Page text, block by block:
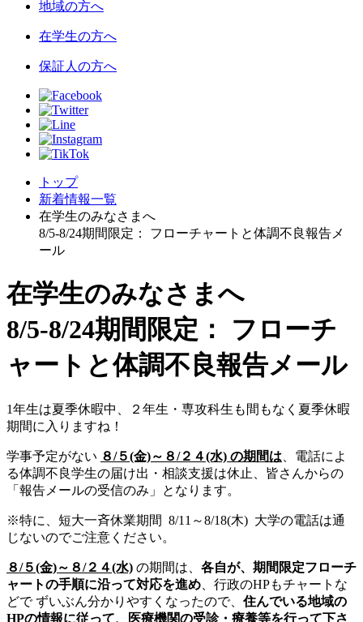
地域の方へ
在学生の方へ
保証人の方へ
トップ
新着情報一覧
在学生のみなさまへ
8/5-8/24期間限定： フローチャートと体調不良報告メ
ール
在学生のみなさまへ
8/5-8/24期間限定： フローチ
ャートと体調不良報告メール
1年生は夏季休暇中、２年生・専攻科生も間もなく夏季休暇
期間に入りますね！
学事予定がない ８/５(金)～８/２４(水) の期間は 、電話によ
る体調不良学生の届け出・相談支援は休止、皆さんからの
「報告メールの受信のみ」となります。
※特に、短大一斉休業期間 8/11～8/18(木) 大学の電話は通
じないのでご注意ください。
８/５(金)～８/２４(水) の期間は、 各自が、期間限定フローチ
ャートの手順に沿って対応を進め 、行政のHPもチャートな
どで ずいぶん分かりやすくなったので、 住んでいる地域の
HPの情報に従って、医療機関の受診・療養等を行って下さ